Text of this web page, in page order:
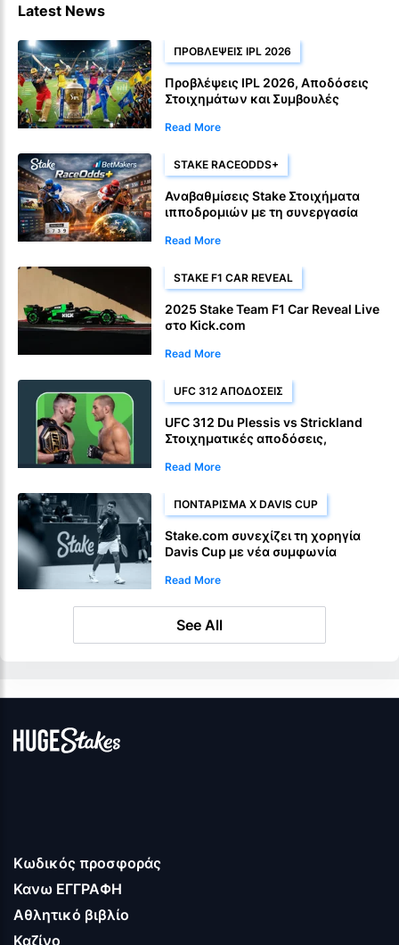
Latest News
ΠΡΟΒΛΈΨΕΙΣ IPL 2026
Προβλέψεις IPL 2026, Αποδόσεις
Στοιχημάτων και Συμβουλές
Read More
STAKE RACEODDS+
Αναβαθμίσεις Stake Στοιχήματα
ιπποδρομιών με τη συνεργασία
Read More
STAKE F1 CAR REVEAL
2025 Stake Team F1 Car Reveal Live
στο Kick.com
Read More
UFC 312 ΑΠΟΔΟΣΕΙΣ
UFC 312 Du Plessis vs Strickland
Στοιχηματικές αποδόσεις,
στοιχημάτων
Read More
ΠΟΝΤΆΡΙΣΜΑ X DAVIS CUP
Stake.com συνεχίζει τη χορηγία
Davis Cup με νέα συμφωνία
Read More
See All
Κωδικός προσφοράς
Κανω ΕΓΓΡΑΦΗ
Αθλητικό βιβλίο
Καζίνο